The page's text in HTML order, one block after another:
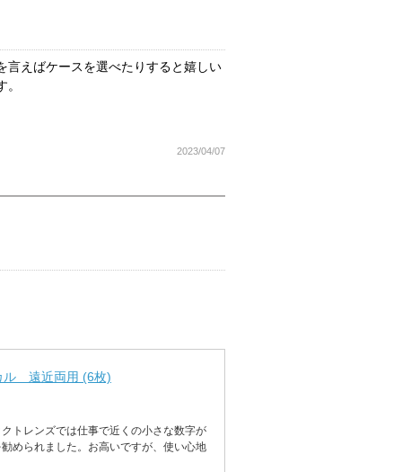
言えばケースを選べたりすると嬉しい
2023/04/07
ル 遠近両用 (6枚)
トレンズでは仕事で近くの小さな数字が
められました。お高いですが、使い心地